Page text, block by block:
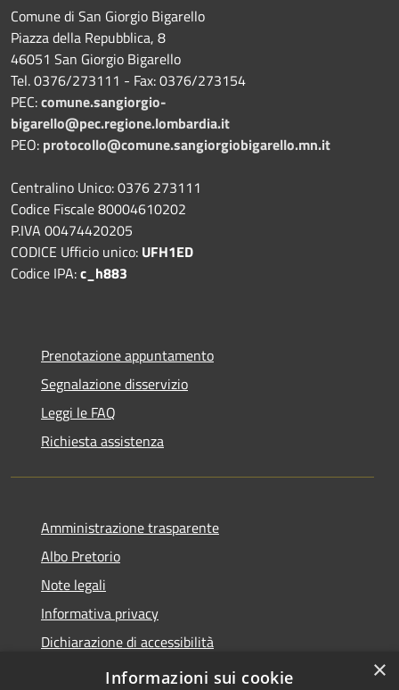
Comune di San Giorgio Bigarello
Piazza della Repubblica, 8
46051 San Giorgio Bigarello
Tel. 0376/273111 - Fax: 0376/273154
PEC:comune.sangiorgio-
bigarello@pec.regione.lombardia.it
PEO: protocollo@comune.sangiorgiobigarello.mn.it
Centralino Unico: 0376 273111
Codice Fiscale 80004610202
P.IVA 00474420205
CODICE Ufficio unico: UFH1ED
Codice IPA:c_h883
Prenotazione appuntamento
Segnalazione disservizio
Leggi le FAQ
Richiesta assistenza
Amministrazione trasparente
Albo Pretorio
Note legali
Informativa privacy
Dichiarazione di accessibilità
Obiettivi di accessibilità
×
Informazioni sui cookie